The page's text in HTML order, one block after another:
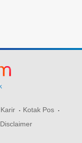
Karir
Kotak Pos
Disclaimer